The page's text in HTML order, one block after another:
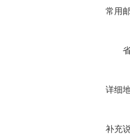
常用
详细
补充